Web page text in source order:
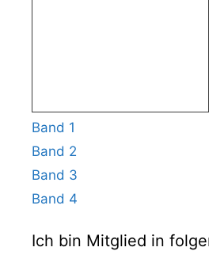
Band 1
Band 2
Band 3
Band 4
Ich bin Mitglied in